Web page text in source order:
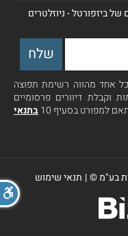
ביזפורטל - ניוזלטרים
אחד מהווה רשימת תפוצה
וקבלת דיוורים פרסומיים
למפורט בסעיף 10
בתנאי
בע"מ ©| תנאי שימוש